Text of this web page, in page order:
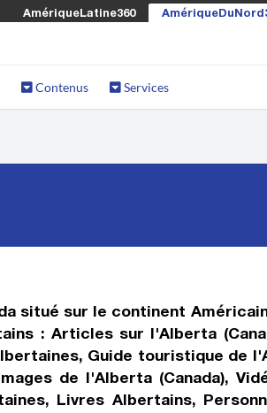
AmériqueLatine360
Contenus Services
situé sur le continent
: Articles sur l'Alberta
Guide touristique de
de l'Alberta (Canada),
Livres Albertains,